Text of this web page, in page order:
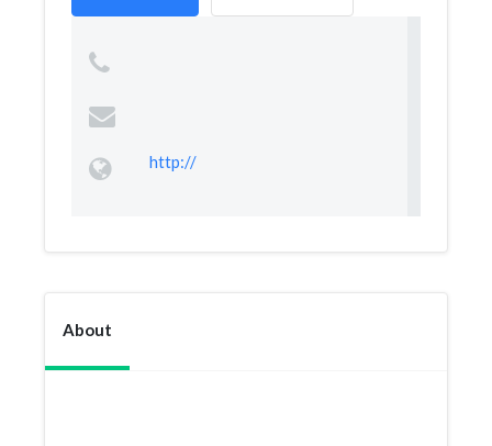
http://
About